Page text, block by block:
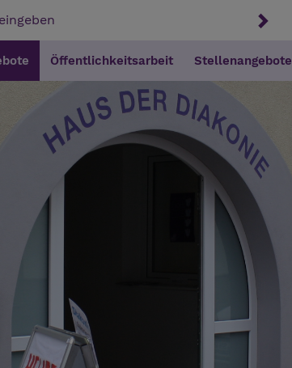
Öffentlichkeitsarbeit Stellenangebote